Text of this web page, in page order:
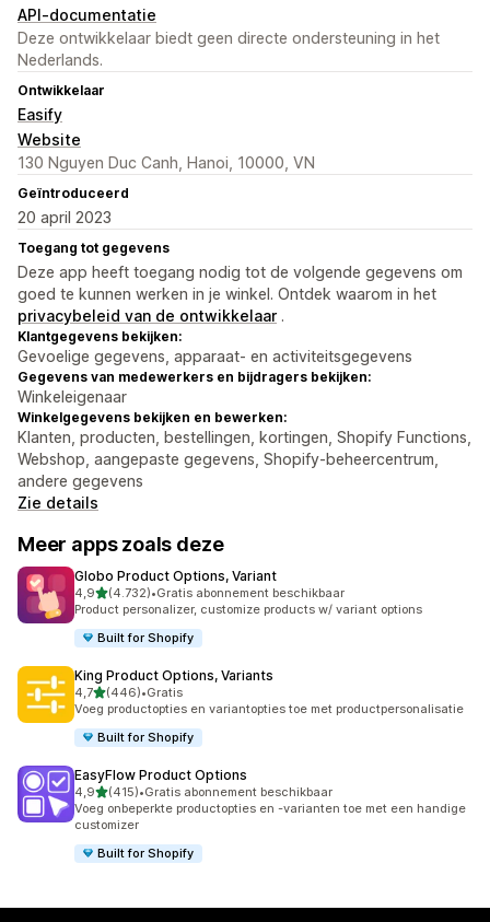
API-documentatie
Deze ontwikkelaar biedt geen directe ondersteuning in het
Nederlands.
Ontwikkelaar
Easify
Website
130 Nguyen Duc Canh, Hanoi, 10000, VN
Geïntroduceerd
20 april 2023
Toegang tot gegevens
Deze app heeft toegang nodig tot de volgende gegevens om
goed te kunnen werken in je winkel. Ontdek waarom in het
privacybeleid van de ontwikkelaar .
Klantgegevens bekijken:
Gevoelige gegevens, apparaat- en activiteitsgegevens
Gegevens van medewerkers en bijdragers bekijken:
Winkeleigenaar
Winkelgegevens bekijken en bewerken:
Klanten, producten, bestellingen, kortingen, Shopify Functions,
Webshop, aangepaste gegevens, Shopify-beheercentrum,
andere gegevens
Zie details
Meer apps zoals deze
Globo Product Options, Variant
4,9van 5 sterren
(4.732)
4732 recensies in totaal
•Gratis abonnement beschikbaar
Product personalizer, customize products w/ variant options
Built for Shopify
King Product Options, Variants
4,7van 5 sterren
(446)
446 recensies in totaal
•Gratis
Voeg productopties en variantopties toe met productpersonalisatie
Built for Shopify
EasyFlow Product Options
4,9van 5 sterren
(415)
415 recensies in totaal
•Gratis abonnement beschikbaar
Voeg onbeperkte productopties en -varianten toe met een handige
customizer
Built for Shopify